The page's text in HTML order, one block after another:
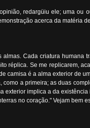
redargüiu ele; uma ou
acerca da matéria
almas. Cada criatura humana
réplica. Se me replicarem,
camisa é a alma exterior de
como a primeira; as duas
exterior implica a da
no coração." Vejam bem